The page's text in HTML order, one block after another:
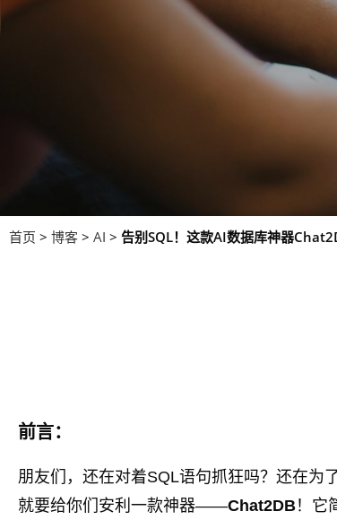
首页 > 博客 > AI > 告别SQL！这款AI数据库神器
前言：
朋友们，还在对着SQL语句抓狂吗？还在为
就要给你们安利一款神器——Chat2DB！它